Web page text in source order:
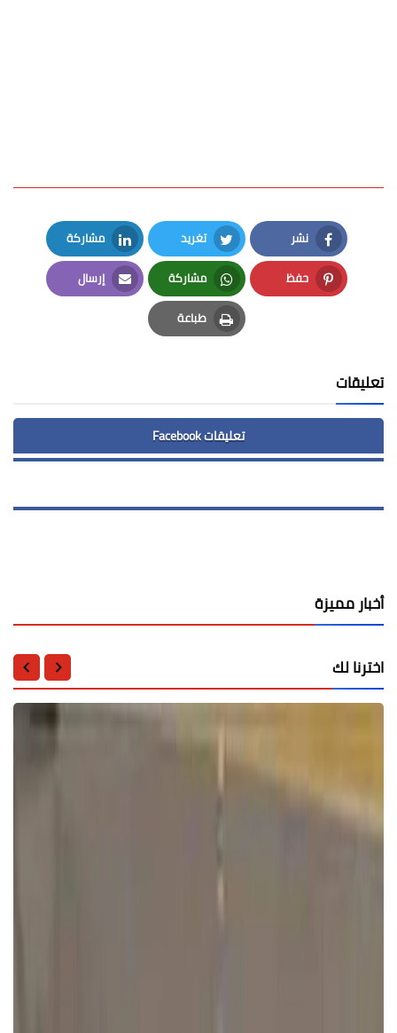
نشر
Facebook
تغريد
Twitter
مشاركة
LinkedIn
حفظ
Pinterest
مشاركة
Whatsapp
إرسال
Email
طباعة
Print
تعليقات
تعليقات Facebook
أخبار مميزة
اخترنا لك